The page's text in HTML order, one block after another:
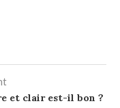
et clair est-il bon ?